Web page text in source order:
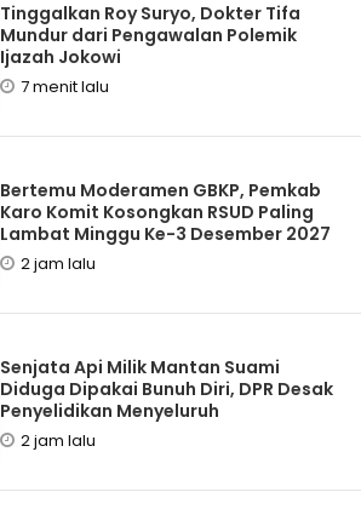
Tinggalkan Roy Suryo, Dokter Tifa
Mundur dari Pengawalan Polemik
Ijazah Jokowi
7 menit lalu
Bertemu Moderamen GBKP, Pemkab
Karo Komit Kosongkan RSUD Paling
Lambat Minggu Ke-3 Desember 2027
2 jam lalu
Senjata Api Milik Mantan Suami
Diduga Dipakai Bunuh Diri, DPR Desak
Penyelidikan Menyeluruh
2 jam lalu